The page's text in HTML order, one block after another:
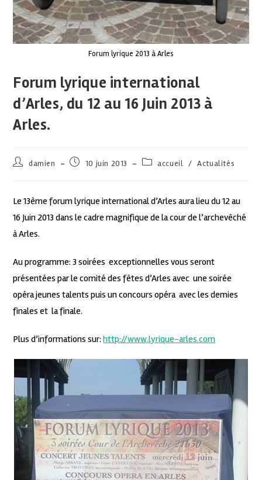
Forum lyrique 2013 à Arles
Forum lyrique international
d’Arles, du 12 au 16 Juin 2013 à
Arles.
damien 10 juin 2013 accueil / Actualités
Le 13ème forum lyrique international d’Arles aura lieu du 12 au
16 Juin 2013 dans le cadre magnifique de la cour de l’archevêché
à Arles.
Au programme: 3 soirées exceptionnelles vous seront
présentées par le comité des fêtes d’Arles avec une soirée
opéra jeunes talents puis un concours opéra avec les demies
finales et la finale.
Plus d’informations sur:http://www.lyrique-arles.com